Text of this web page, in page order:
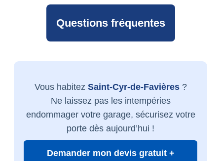
Questions fréquentes
Vous habitez Saint-Cyr-de-Favières?
Ne laissez pas les intempéries
endommager votre garage, sécurisez votre
porte dès aujourd’hui !
Demander mon devis gratuit +